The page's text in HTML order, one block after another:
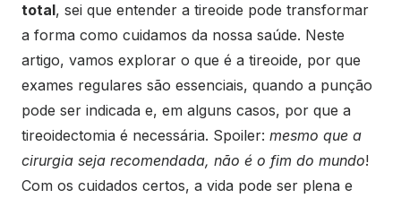
total, sei que entender a tireoide pode transformar
a forma como cuidamos da nossa saúde. Neste
artigo, vamos explorar o que é a tireoide, por que
exames regulares são essenciais, quando a punção
pode ser indicada e, em alguns casos, por que a
tireoidectomia é necessária. Spoiler: mesmo que a
cirurgia seja recomendada, não é o fim do mundo!
Com os cuidados certos, a vida pode ser plena e